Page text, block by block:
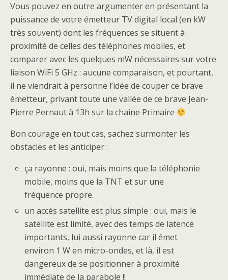
Vous pouvez en outre argumenter en présentant la
puissance de votre émetteur TV digital local (en kW
très souvent) dont les fréquences se situent à
proximité de celles des téléphones mobiles, et
comparer avec les quelques mW nécessaires sur votre
liaison WiFi 5 GHz : aucune comparaison, et pourtant,
il ne viendrait à personne l’idée de couper ce brave
émetteur, privant toute une vallée de ce brave Jean-
Pierre Pernaut à 13h sur la chaine Primaire
Bon courage en tout cas, sachez surmonter les
obstacles et les anticiper :
ça rayonne : oui, mais moins que la téléphonie
mobile, moins que la TNT et sur une
fréquence propre.
un accès satellite est plus simple : oui, mais le
satellite est limité, avec des temps de latence
importants, lui aussi rayonne car il émet
environ 1 W en micro-ondes, et là, il est
dangereux de se positionner à proximité
immédiate de la parabole !!